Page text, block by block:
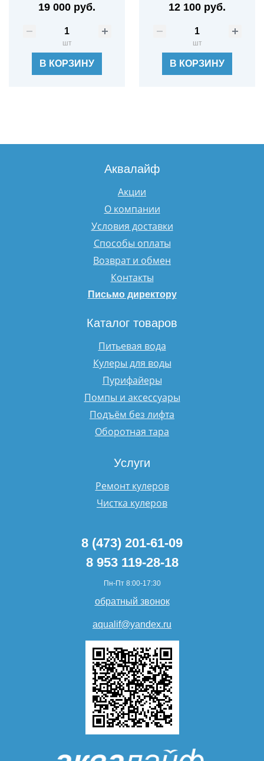
19 000 руб.
шт
В КОРЗИНУ
12 100 руб.
шт
В КОРЗИНУ
Аквалайф
Акции
О компании
Условия доставки
Способы оплаты
Возврат и обмен
Контакты
Письмо директору
Каталог товаров
Питьевая вода
Кулеры для воды
Пурифайеры
Помпы и аксессуары
Подъём без лифта
Оборотная тара
Услуги
Ремонт кулеров
Чистка кулеров
8 (473) 201-61-09
8 953 119-28-18
Пн-Пт 8:00-17:30
обратный звонок
aqualif@yandex.ru